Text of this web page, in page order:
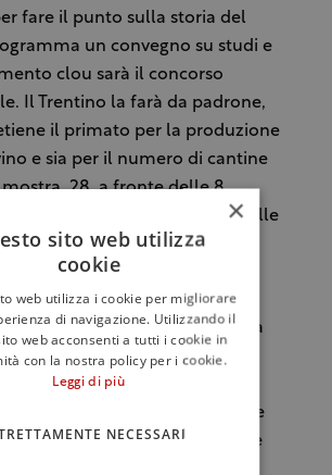
fare il punto sulla storia del
un convegno su studi e
clou sarà il concorso
Il Trentino la farà da padrone,
il primato per la produzione
e sia per il numero di cantine
28, a fronte delle 8
delle 2 della Val d'Aosta e delle
il Müller Thurgau all'inizio
in Val di Cembra, dove la
nella maturazione. Per il
dalle condizioni ideali grazie
termica che vanta questa parte
della Penisola. Condizione
Thurgau, anzi
×
sito web utilizza
cookie
web utilizza i cookie per migliorare
di navigazione. Utilizzando il
web acconsenti a tutti i cookie in
con la nostra policy per i cookie.
Leggi di più
NECESSARI